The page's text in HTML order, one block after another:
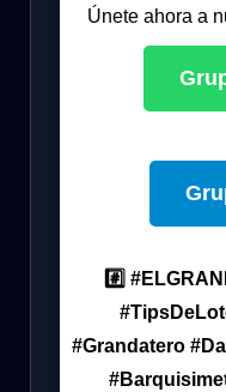
Únete ahora a
#️⃣
#Grandatero